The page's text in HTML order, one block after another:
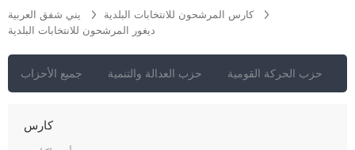
يني شفق العربية
كارس المرشحون للانتخابات البلدية
ديغور المرشحون للانتخابات البلدية
جميع الأحزاب حزب العدالة والتنمية حزب الحركة القومية
إيسبارتا
قهرمان ماراش
كرامان
كارس